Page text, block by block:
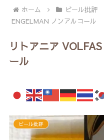
ホーム ビール批評
ENGELMAN ノンアルコール
リトアニア
ール
ビール批評